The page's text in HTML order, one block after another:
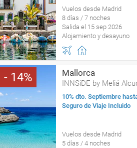
Vuelos desde Madrid
8 días / 7 noches
Salida el 15 sep 2026
Alojamiento y desayuno
14 Mallorca
INNSiDE by Meliá
10% dto. Septiembre
Seguro de Viaje Incluido
Vuelos desde Madrid
5 días / 4 noches